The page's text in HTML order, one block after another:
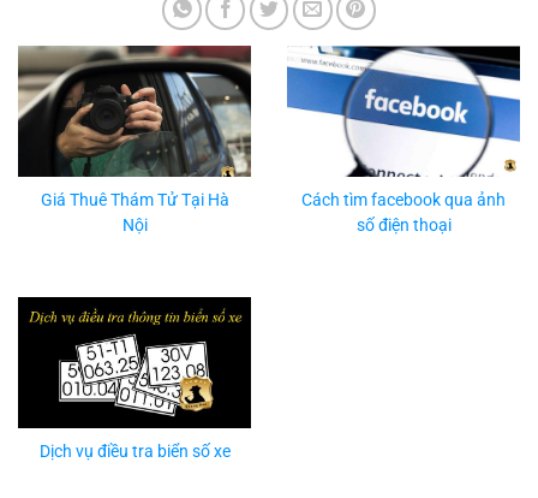
Giá Thuê Thám Tử Tại Hà
Nội
Cách tìm facebook qua ảnh
số điện thoại
Dịch vụ điều tra biển số xe